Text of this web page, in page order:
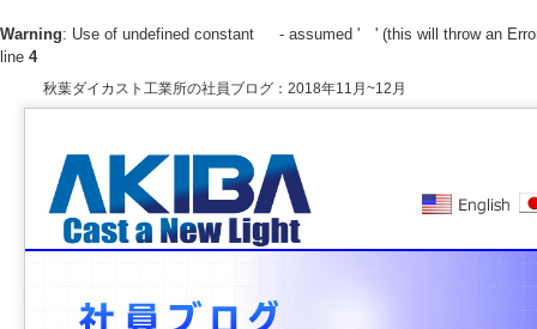
Warning: Use of undefined constant - assumed ' ' (this will throw an
line 4
秋葉ダイカスト工業所の社員ブログ：2018年11月~12月